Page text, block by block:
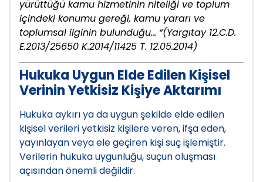
yürüttüğü kamu hizmetinin niteliği ve toplum
içindeki konumu gereği, kamu yararı ve
toplumsal ilginin bulunduğu… “(Yargıtay 12.C.D.
E.2013/25650 K.2014/11425 T. 12.05.2014)
Hukuka Uygun Elde Edilen Kişisel
Verinin Yetkisiz Kişiye Aktarımı
Hukuka aykırı ya da uygun şekilde elde edilen
kişisel verileri yetkisiz kişilere veren, ifşa eden,
yayınlayan veya ele geçiren kişi suç işlemiştir.
Verilerin hukuka uygunluğu, suçun oluşması
açısından önemli değildir.